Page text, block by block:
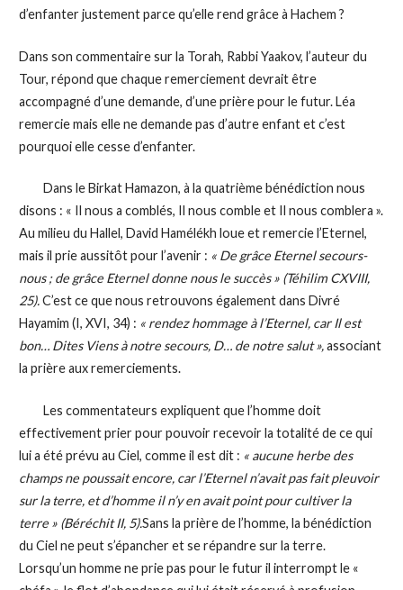
d’enfanter justement parce qu’elle rend grâce à Hachem ?
Dans son commentaire sur la Torah, Rabbi Yaakov, l’auteur du
Tour, répond que chaque remerciement devrait être
accompagné d’une demande, d’une prière pour le futur. Léa
remercie mais elle ne demande pas d’autre enfant et c’est
pourquoi elle cesse d’enfanter.
Dans le Birkat Hamazon, à la quatrième bénédiction nous
disons : « Il nous a comblés, Il nous comble et Il nous comblera ».
Au milieu du Hallel, David Hamélékh loue et remercie l’Eternel,
mais il prie aussitôt pour l’avenir : « De grâce Eternel secours-
nous ; de grâce Eternel donne nous le succès » (Téhilim CXVIII,
25).C’est ce que nous retrouvons également dans Divré
Hayamim (I, XVI, 34) : « rendez hommage à l’Eternel, car Il est
bon… Dites Viens à notre secours, D… de notre salut »,associant
la prière aux remerciements.
Les commentateurs expliquent que l’homme doit
effectivement prier pour pouvoir recevoir la totalité de ce qui
lui a été prévu au Ciel, comme il est dit : « aucune herbe des
champs ne poussait encore, car l’Eternel n’avait pas fait pleuvoir
sur la terre, et d’homme il n’y en avait point pour cultiver la
terre » (Béréchit II, 5).Sans la prière de l’homme, la bénédiction
du Ciel ne peut s’épancher et se répandre sur la terre.
Lorsqu’un homme ne prie pas pour le futur il interrompt le «